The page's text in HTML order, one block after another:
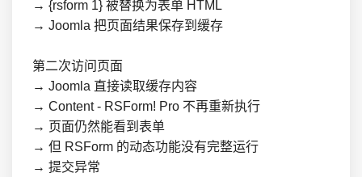
→ {rsform 1} 被替换为表单 HTML
→ Joomla 把页面结果保存到缓存
第二次访问页面
→ Joomla 直接读取缓存内容
→ Content - RSForm! Pro 不再重新执行
→ 页面仍然能看到表单
→ 但 RSForm 的动态功能没有完整运行
→ 提交异常